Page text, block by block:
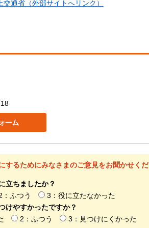
交通省（外部サイトへリンク）
するためにみなさまのご意見をお聞かせく
立ちましたか？
：ふつう
3：役に立たなかった
けやすかったですか？
2：ふつう 3：見つけにくかった